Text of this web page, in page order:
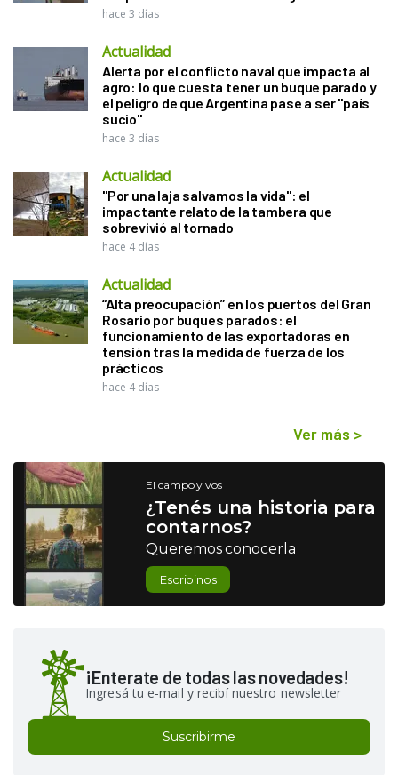
hace 3 días
Actualidad
Alerta por el conflicto naval que impacta al
agro: lo que cuesta tener un buque parado y
el peligro de que Argentina pase a ser "país
sucio"
hace 3 días
Actualidad
"Por una laja salvamos la vida": el
impactante relato de la tambera que
sobrevivió al tornado
hace 4 días
Actualidad
“Alta preocupación” en los puertos del Gran
Rosario por buques parados: el
funcionamiento de las exportadoras en
tensión tras la medida de fuerza de los
prácticos
hace 4 días
Ver más >
El campo y vos
¿Tenés una historia para
contarnos?
Queremos conocerla
Escribinos
¡Enterate de todas las novedades!
Ingresá tu e-mail y recibí nuestro newsletter
Suscribirme